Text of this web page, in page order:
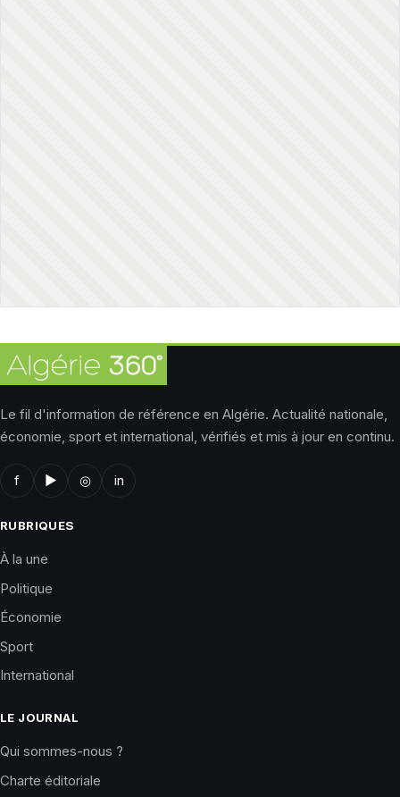
Le fil d'information de référence en Algérie. Actualité nationale,
économie, sport et international, vérifiés et mis à jour en continu.
f ▶ ◎ in
RUBRIQUES
À la une
Politique
Économie
Sport
International
LE JOURNAL
Qui sommes-nous ?
Charte éditoriale